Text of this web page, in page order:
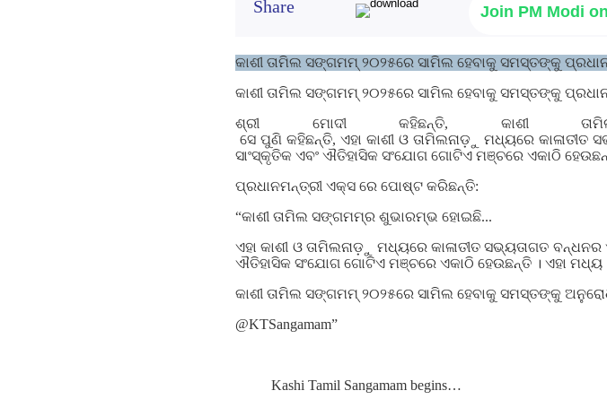
Share Join PM Modi
କାଶୀ ତାମିଲ ସଙ୍ଗମମ୍ ୨୦୨୫ରେ ସାମିଲ ହେବାକୁ ସମସ୍ତଙ୍କୁ
କାଶୀ ତାମିଲ ସଙ୍ଗମମ୍ ୨୦୨୫ରେ ସାମିଲ ହେବାକୁ ସମସ୍ତଙ୍କୁ
ଶ୍ରୀ ମୋଦୀ କହିଛନ୍ତି, କାଶୀ
ସେ ପୁଣି କହିଛନ୍ତି, ଏହା କାଶୀ ଓ ତାମିଲନାଡ଼ୁ ମଧ୍ୟରେ କାଳାତୀତ
ସାଂସ୍କୃତିକ ଏବଂ ଐତିହାସିକ ସଂଯୋଗ ଗୋଟିଏ ମଞ୍ଚରେ ଏକାଠି
ପ୍ରଧାନମନ୍ତ୍ରୀ ଏକ୍ସ ରେ ପୋଷ୍ଟ କରିଛନ୍ତି:
“କାଶୀ ତାମିଲ ସଙ୍ଗମମ୍‌ର ଶୁଭାରମ୍ଭ ହୋଇଛି...
ଏହା କାଶୀ ଓ ତାମିଲନାଡ଼ୁ ମଧ୍ୟରେ କାଳାତୀତ ସଭ୍ୟତାଗତ
ଐତିହାସିକ ସଂଯୋଗ ଗୋଟିଏ ମଞ୍ଚରେ ଏକାଠି ହେଉଛନ୍ତି । ଏହା
କାଶୀ ତାମିଲ ସଙ୍ଗମମ୍ ୨୦୨୫ରେ ସାମିଲ ହେବାକୁ ସମସ୍ତଙ୍କୁ
@KTSangamam”
Kashi Tamil Sangamam begins…